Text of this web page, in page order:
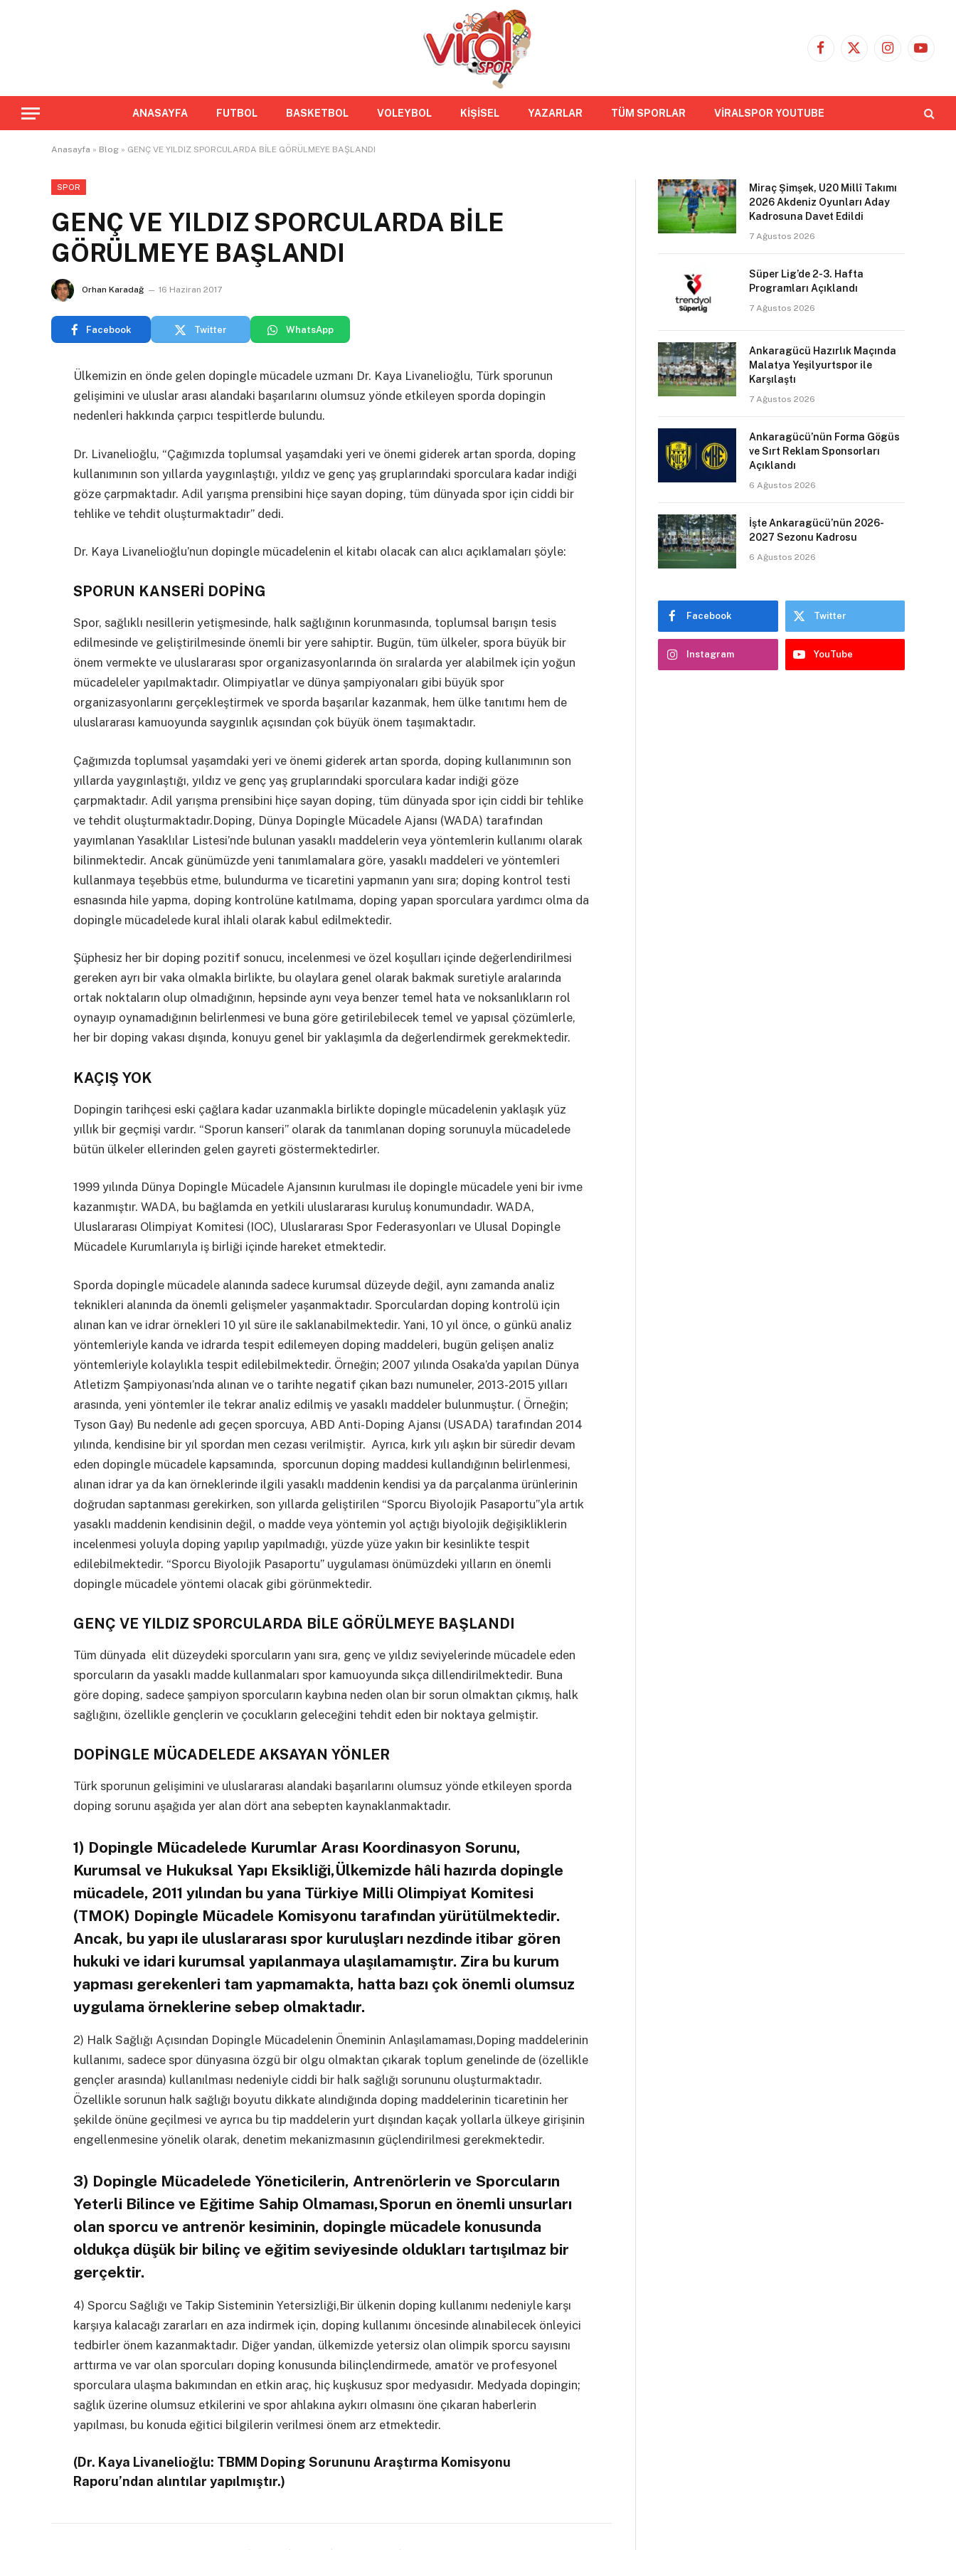
Facebook
X
Instagram
ANASAYFA FUTBOL BASKETBOL VOLEYBOL KİŞİSEL YAZARLAR TÜM SPORLAR VİRALSPOR YOUTUBE
Anasayfa » Blog » GENÇ VE YILDIZ SPORCULARDA BİLE GÖRÜLMEYE BAŞLANDI
SPOR
GENÇ VE YILDIZ SPORCULARDA BİLE
GÖRÜLMEYE BAŞLANDI
Orhan Karadağ 16 Haziran 2017
Facebook Twitter WhatsApp
Ülkemizin en önde gelen dopingle mücadele uzmanı Dr. Kaya Livanelioğlu, Türk sporunun
gelişimini ve uluslar arası alandaki başarılarını olumsuz yönde etkileyen sporda dopingin
nedenleri hakkında çarpıcı tespitlerde bulundu.
Dr. Livanelioğlu, “Çağımızda toplumsal yaşamdaki yeri ve önemi giderek artan sporda, doping
kullanımının son yıllarda yaygınlaştığı, yıldız ve genç yaş gruplarındaki sporculara kadar indiği
göze çarpmaktadır. Adil yarışma prensibini hiçe sayan doping, tüm dünyada spor için ciddi bir
tehlike ve tehdit oluşturmaktadır” dedi.
Dr. Kaya Livanelioğlu’nun dopingle mücadelenin el kitabı olacak can alıcı açıklamaları şöyle:
SPORUN KANSERİ DOPİNG
Spor, sağlıklı nesillerin yetişmesinde, halk sağlığının korunmasında, toplumsal barışın tesis
edilmesinde ve geliştirilmesinde önemli bir yere sahiptir. Bugün, tüm ülkeler, spora büyük bir
önem vermekte ve uluslararası spor organizasyonlarında ön sıralarda yer alabilmek için yoğun
mücadeleler yapılmaktadır. Olimpiyatlar ve dünya şampiyonaları gibi büyük spor
organizasyonlarını gerçekleştirmek ve sporda başarılar kazanmak, hem ülke tanıtımı hem de
uluslararası kamuoyunda saygınlık açısından çok büyük önem taşımaktadır.
Çağımızda toplumsal yaşamdaki yeri ve önemi giderek artan sporda, doping kullanımının son
yıllarda yaygınlaştığı, yıldız ve genç yaş gruplarındaki sporculara kadar indiği göze
çarpmaktadır. Adil yarışma prensibini hiçe sayan doping, tüm dünyada spor için ciddi bir tehlike
ve tehdit oluşturmaktadır.Doping, Dünya Dopingle Mücadele Ajansı (WADA) tarafından
yayımlanan Yasaklılar Listesi’nde bulunan yasaklı maddelerin veya yöntemlerin kullanımı olarak
bilinmektedir. Ancak günümüzde yeni tanımlamalara göre, yasaklı maddeleri ve yöntemleri
kullanmaya teşebbüs etme, bulundurma ve ticaretini yapmanın yanı sıra; doping kontrol testi
esnasında hile yapma, doping kontrolüne katılmama, doping yapan sporculara yardımcı olma da
dopingle mücadelede kural ihlali olarak kabul edilmektedir.
Şüphesiz her bir doping pozitif sonucu, incelenmesi ve özel koşulları içinde değerlendirilmesi
gereken ayrı bir vaka olmakla birlikte, bu olaylara genel olarak bakmak suretiyle aralarında
ortak noktaların olup olmadığının, hepsinde aynı veya benzer temel hata ve noksanlıkların rol
oynayıp oynamadığının belirlenmesi ve buna göre getirilebilecek temel ve yapısal çözümlerle,
her bir doping vakası dışında, konuyu genel bir yaklaşımla da değerlendirmek gerekmektedir.
KAÇIŞ YOK
Dopingin tarihçesi eski çağlara kadar uzanmakla birlikte dopingle mücadelenin yaklaşık yüz
yıllık bir geçmişi vardır. “Sporun kanseri” olarak da tanımlanan doping sorunuyla mücadelede
bütün ülkeler ellerinden gelen gayreti göstermektedirler.
1999 yılında Dünya Dopingle Mücadele Ajansının kurulması ile dopingle mücadele yeni bir ivme
kazanmıştır. WADA, bu bağlamda en yetkili uluslararası kuruluş konumundadır. WADA,
Uluslararası Olimpiyat Komitesi (IOC), Uluslararası Spor Federasyonları ve Ulusal Dopingle
Mücadele Kurumlarıyla iş birliği içinde hareket etmektedir.
Sporda dopingle mücadele alanında sadece kurumsal düzeyde değil, aynı zamanda analiz
teknikleri alanında da önemli gelişmeler yaşanmaktadır. Sporculardan doping kontrolü için
alınan kan ve idrar örnekleri 10 yıl süre ile saklanabilmektedir. Yani, 10 yıl önce, o günkü analiz
yöntemleriyle kanda ve idrarda tespit edilemeyen doping maddeleri, bugün gelişen analiz
yöntemleriyle kolaylıkla tespit edilebilmektedir. Örneğin; 2007 yılında Osaka’da yapılan Dünya
Atletizm Şampiyonası’nda alınan ve o tarihte negatif çıkan bazı numuneler, 2013-2015 yılları
arasında, yeni yöntemler ile tekrar analiz edilmiş ve yasaklı maddeler bulunmuştur. ( Örneğin;
Tyson Gay) Bu nedenle adı geçen sporcuya, ABD Anti-Doping Ajansı (USADA) tarafından 2014
yılında, kendisine bir yıl spordan men cezası verilmiştir. Ayrıca, kırk yılı aşkın bir süredir devam
eden dopingle mücadele kapsamında, sporcunun doping maddesi kullandığının belirlenmesi,
alınan idrar ya da kan örneklerinde ilgili yasaklı maddenin kendisi ya da parçalanma ürünlerinin
doğrudan saptanması gerekirken, son yıllarda geliştirilen “Sporcu Biyolojik Pasaportu”yla artık
yasaklı maddenin kendisinin değil, o madde veya yöntemin yol açtığı biyolojik değişikliklerin
incelenmesi yoluyla doping yapılıp yapılmadığı, yüzde yüze yakın bir kesinlikte tespit
edilebilmektedir. “Sporcu Biyolojik Pasaportu” uygulaması önümüzdeki yılların en önemli
dopingle mücadele yöntemi olacak gibi görünmektedir.
GENÇ VE YILDIZ SPORCULARDA BİLE GÖRÜLMEYE BAŞLANDI
Tüm dünyada elit düzeydeki sporcuların yanı sıra, genç ve yıldız seviyelerinde mücadele eden
sporcuların da yasaklı madde kullanmaları spor kamuoyunda sıkça dillendirilmektedir. Buna
göre doping, sadece şampiyon sporcuların kaybına neden olan bir sorun olmaktan çıkmış, halk
sağlığını, özellikle gençlerin ve çocukların geleceğini tehdit eden bir noktaya gelmiştir.
DOPİNGLE MÜCADELEDE AKSAYAN YÖNLER
Türk sporunun gelişimini ve uluslararası alandaki başarılarını olumsuz yönde etkileyen sporda
doping sorunu aşağıda yer alan dört ana sebepten kaynaklanmaktadır.
1) Dopingle Mücadelede Kurumlar Arası Koordinasyon Sorunu,
Kurumsal ve Hukuksal Yapı Eksikliği,Ülkemizde hâli hazırda dopingle
mücadele, 2011 yılından bu yana Türkiye Milli Olimpiyat Komitesi
(TMOK) Dopingle Mücadele Komisyonu tarafından yürütülmektedir.
Ancak, bu yapı ile uluslararası spor kuruluşları nezdinde itibar gören
hukuki ve idari kurumsal yapılanmaya ulaşılamamıştır. Zira bu kurum
yapması gerekenleri tam yapmamakta, hatta bazı çok önemli olumsuz
uygulama örneklerine sebep olmaktadır.
2) Halk Sağlığı Açısından Dopingle Mücadelenin Öneminin Anlaşılamaması,Doping maddelerinin
kullanımı, sadece spor dünyasına özgü bir olgu olmaktan çıkarak toplum genelinde de (özellikle
gençler arasında) kullanılması nedeniyle ciddi bir halk sağlığı sorununu oluşturmaktadır.
Özellikle sorunun halk sağlığı boyutu dikkate alındığında doping maddelerinin ticaretinin her
şekilde önüne geçilmesi ve ayrıca bu tip maddelerin yurt dışından kaçak yollarla ülkeye girişinin
engellenmesine yönelik olarak, denetim mekanizmasının güçlendirilmesi gerekmektedir.
3) Dopingle Mücadelede Yöneticilerin, Antrenörlerin ve Sporcuların
Yeterli Bilince ve Eğitime Sahip Olmaması,Sporun en önemli unsurları
olan sporcu ve antrenör kesiminin, dopingle mücadele konusunda
oldukça düşük bir bilinç ve eğitim seviyesinde oldukları tartışılmaz bir
gerçektir.
4) Sporcu Sağlığı ve Takip Sisteminin Yetersizliği,Bir ülkenin doping kullanımı nedeniyle karşı
karşıya kalacağı zararları en aza indirmek için, doping kullanımı öncesinde alınabilecek önleyici
tedbirler önem kazanmaktadır. Diğer yandan, ülkemizde yetersiz olan olimpik sporcu sayısını
arttırma ve var olan sporcuları doping konusunda bilinçlendirmede, amatör ve profesyonel
sporculara ulaşma bakımından en etkin araç, hiç kuşkusuz spor medyasıdır. Medyada dopingin;
sağlık üzerine olumsuz etkilerini ve spor ahlakına aykırı olmasını öne çıkaran haberlerin
yapılması, bu konuda eğitici bilgilerin verilmesi önem arz etmektedir.
(Dr. Kaya Livanelioğlu: TBMM Doping Sorununu Araştırma Komisyonu
Raporu’ndan alıntılar yapılmıştır.)
Miraç Şimşek, U20 Millî Takımı
2026 Akdeniz Oyunları Aday
Kadrosuna Davet Edildi
7 Ağustos 2026
Süper Lig’de 2-3. Hafta
Programları Açıklandı
7 Ağustos 2026
Ankaragücü Hazırlık Maçında
Malatya Yeşilyurtspor ile
Karşılaştı
7 Ağustos 2026
Ankaragücü’nün Forma Gögüs
ve Sırt Reklam Sponsorları
Açıklandı
6 Ağustos 2026
İşte Ankaragücü’nün 2026-
2027 Sezonu Kadrosu
6 Ağustos 2026
Facebook Twitter
Instagram YouTube